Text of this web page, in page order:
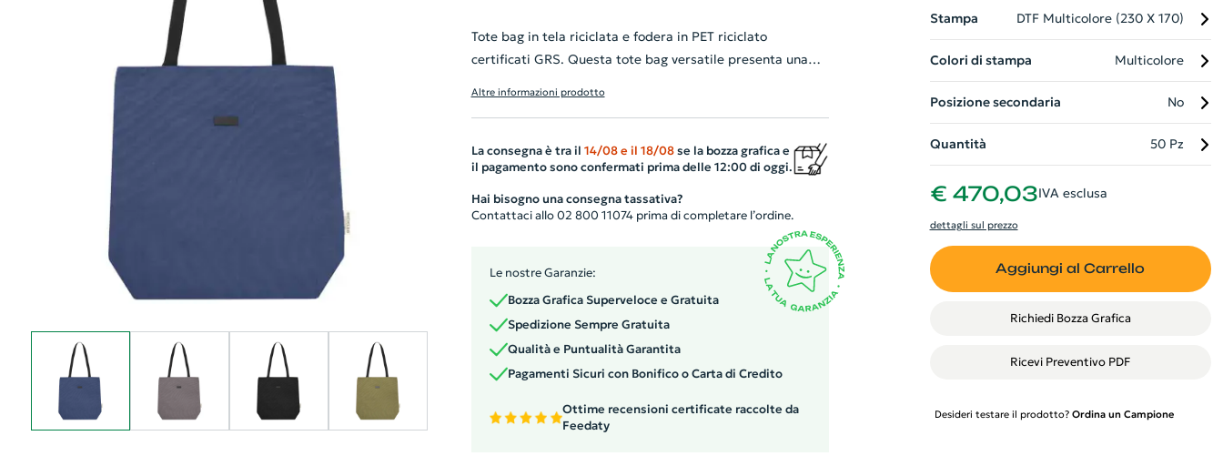
Tote bag in tela riciclata e fodera in PET riciclato
certificati GRS. Questa tote bag versatile presenta una
rinforzati. La piastra decorativa in metallo può rendere
luminoso un logo grazie alla finitura opaca e delicata.
Altre informazioni prodotto
La consegna è tra il 14/08 e il 18/08se la bozza grafica e
il pagamento sono confermati prima delle 12:00 di oggi.
Hai bisogno una consegna tassativa?
Contattaci allo 02 800 11074 prima di completare l’ordine.
Le nostre Garanzie:
Bozza Grafica Superveloce e Gratuita
Spedizione Sempre Gratuita
Qualità e Puntualità Garantita
Pagamenti Sicuri con Bonifico o Carta di Credito
Ottime recensioni certificate raccolte da
Feedaty
Stampa DTF Multicolore (230 X 170)
Colori di stampa Multicolore
Posizione secondaria No
Quantità 50 Pz
€ 470,03IVA esclusa
dettagli sul prezzo
Aggiungi al Carrello
Richiedi Bozza Grafica
Ricevi Preventivo PDF
Desideri testare il prodotto? Ordina un Campione